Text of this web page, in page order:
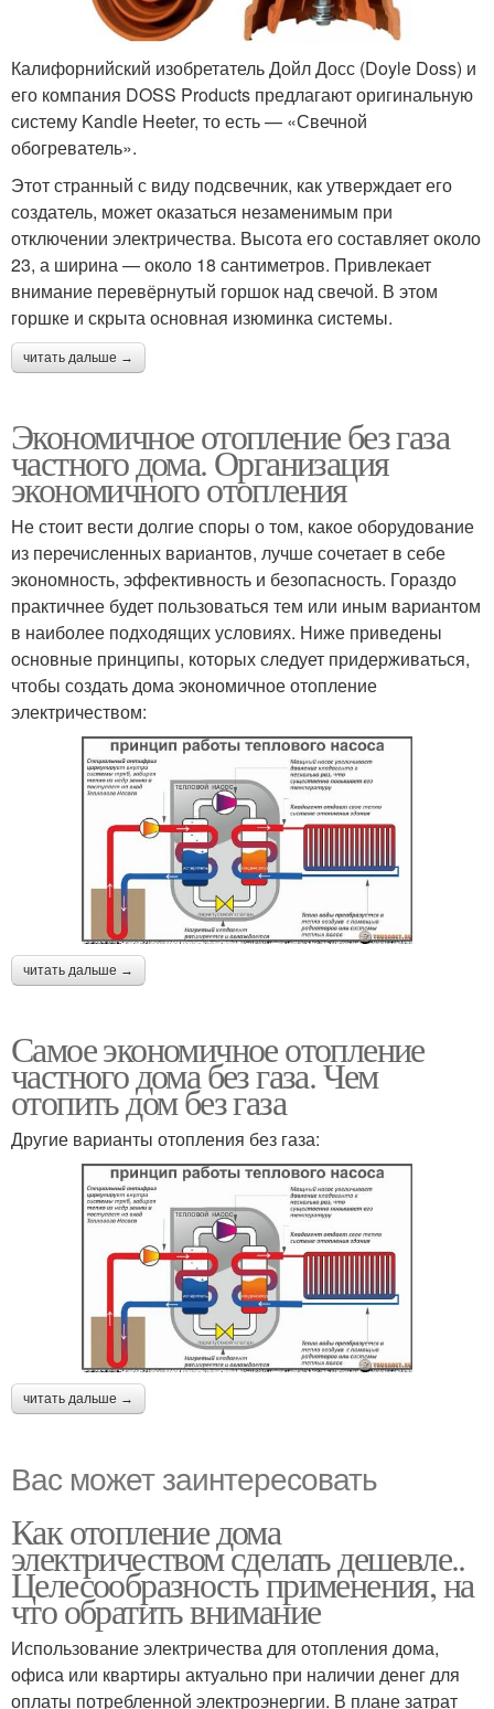
Калифорнийский изобретатель Дойл Досс (Doyle Doss) и
его компания DOSS Products предлагают оригинальную
систему Kandle Heeter, то есть — «Свечной
обогреватель».
Этот странный с виду подсвечник, как утверждает его
создатель, может оказаться незаменимым при
отключении электричества. Высота его составляет около
23, а ширина — около 18 сантиметров. Привлекает
внимание перевёрнутый горшок над свечой. В этом
горшке и скрыта основная изюминка системы.
читать дальше →
Экономичное отопление без газа
частного дома. Организация
экономичного отопления
Не стоит вести долгие споры о том, какое оборудование
из перечисленных вариантов, лучше сочетает в себе
экономность, эффективность и безопасность. Гораздо
практичнее будет пользоваться тем или иным вариантом
в наиболее подходящих условиях. Ниже приведены
основные принципы, которых следует придерживаться,
чтобы создать дома экономичное отопление
электричеством:
читать дальше →
Самое экономичное отопление
частного дома без газа. Чем
отопить дом без газа
Другие варианты отопления без газа:
читать дальше →
Вас может заинтересовать
Как отопление дома
электричеством сделать дешевле..
Целесообразность применения, на
что обратить внимание
Использование электричества для отопления дома,
офиса или квартиры актуально при наличии денег для
оплаты потребленной электроэнергии. В плане затрат